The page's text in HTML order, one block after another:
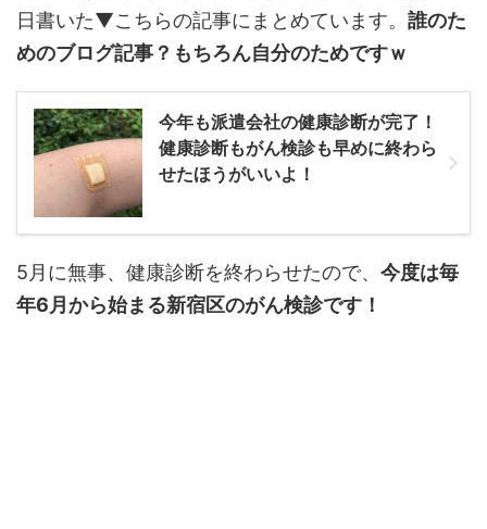
日書いた▼こちらの記事にまとめています。 誰のた
めのブログ記事？もちろん自分のためですｗ
今年も派遣会社の健康診断が完了！
健康診断もがん検診も早めに終わら
せたほうがいいよ！
5月に無事、健康診断を終わらせたので、 今度は毎
年6月から始まる新宿区のがん検診です！